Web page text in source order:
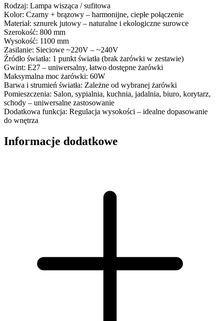
Rodzaj: Lampa wisząca / sufitowa
Kolor: Czarny + brązowy – harmonijne, ciepłe połączenie
Materiał: sznurek jutowy – naturalne i ekologiczne surowce
Szerokość: 800 mm
Wysokość: 1100 mm
Zasilanie: Sieciowe ~220V – ~240V
Źródło światła: 1 punkt światła (brak żarówki w zestawie)
Gwint: E27 – uniwersalny, łatwo dostępne żarówki
Maksymalna moc żarówki: 60W
Barwa i strumień światła: Zależne od wybranej żarówki
Pomieszczenia: Salon, sypialnia, kuchnia, jadalnia, biuro, korytarz,
schody – uniwersalne zastosowanie
Dodatkowa funkcja: Regulacja wysokości – idealne dopasowanie
do wnętrza
Informacje dodatkowe